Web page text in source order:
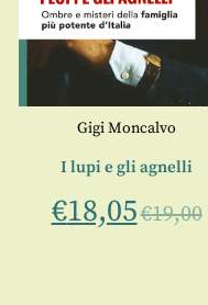
Gigi Moncalvo
I lupi e gli agnelli
€18,05€19,00